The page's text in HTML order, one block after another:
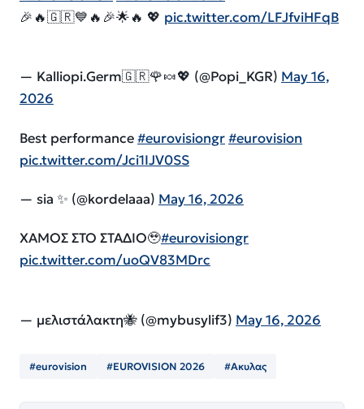
🎉🔥🇬🇷💙🔥🎉🌟🔥 💖 pic.twitter.com/LFJfviHFqB
— Kalliopi.Germ🇬🇷🌹🍬💖 (@Popi_KGR) May 16,
2026
Best performance#eurovisiongr#eurovision
pic.twitter.com/Jci1IJV0SS
— sia ✨ (@kordelaaa) May 16, 2026
ΧΑΜΟΣ ΣΤΟ ΣΤΑΔΙΟ🥹#eurovisiongr
pic.twitter.com/uoQV83MDrc
— μελιστάλακτη🐝 (@mybusylif3) May 16, 2026
#eurovision #EUROVISION 2026 #Ακυλας